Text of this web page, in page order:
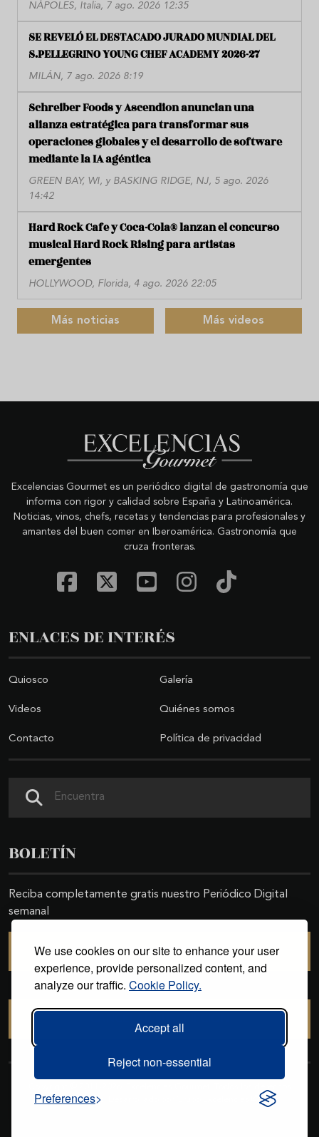
We use cookies on our site to enhance your user
experience, provide personalized content, and
analyze our traffic. Cookie Policy.
Accept all
Reject non-essential
Preferences
NÁPOLES, Italia, 7 ago. 2026 12:35
SE REVELÓ EL DESTACADO JURADO MUNDIAL DEL
S.PELLEGRINO YOUNG CHEF ACADEMY 2026-27
MILÁN, 7 ago. 2026 8:19
Schreiber Foods y Ascendion anuncian una
alianza estratégica para transformar sus
operaciones globales y el desarrollo de software
mediante la IA agéntica
GREEN BAY, WI, y BASKING RIDGE, NJ, 5 ago. 2026
14:42
Hard Rock Cafe y Coca-Cola® lanzan el concurso
musical Hard Rock Rising para artistas
emergentes
HOLLYWOOD, Florida, 4 ago. 2026 22:05
Más noticias Más videos
Excelencias Gourmet es un periódico digital de gastronomía que
informa con rigor y calidad sobre España y Latinoamérica.
Noticias, vinos, chefs, recetas y tendencias para profesionales y
amantes del buen comer en Iberoamérica. Gastronomía que
cruza fronteras.
ENLACES DE INTERÉS
Quiosco Galería
Videos Quiénes somos
Contacto Política de privacidad
BOLETÍN
Reciba completamente gratis nuestro Periódico Digital
semanal
SUSCRIBIRSE
reservados. Desarrollado por